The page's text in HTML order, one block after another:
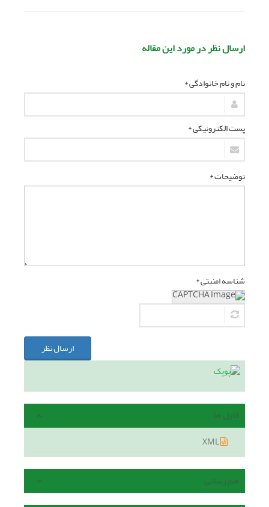
ارسال نظر در مورد این مقاله
نام و نام خانوادگی *
پست الکترونیکی *
توضیحات *
شناسه امنیتی *
ارسال نظر
فایل ها
هم رسانی